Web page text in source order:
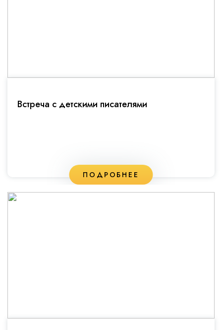
Встреча с детскими писателями
ПОДРОБНЕЕ